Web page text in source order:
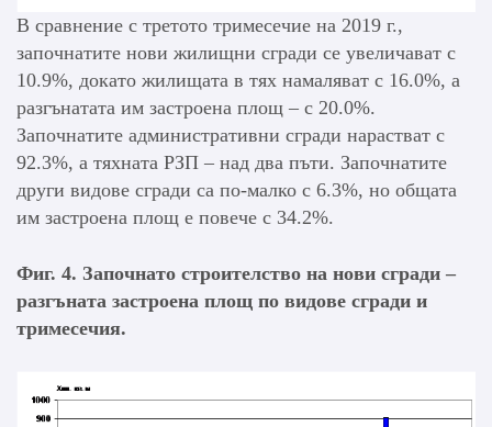
В сравнение с третото тримесечие на 2019 г.,
започнатите нови жилищни сгради се увеличават с
10.9%, докато жилищата в тях намаляват с 16.0%, а
разгънатата им застроена площ – с 20.0%.
Започнатите административни сгради нарастват с
92.3%, а тяхната РЗП – над два пъти. Започнатите
други видове сгради са по-малко с 6.3%, но общата
им застроена площ е повече с 34.2%.
Фиг. 4. Започнато строителство на нови сгради –
разгъната застроена площ по видове сгради и
тримесечия.